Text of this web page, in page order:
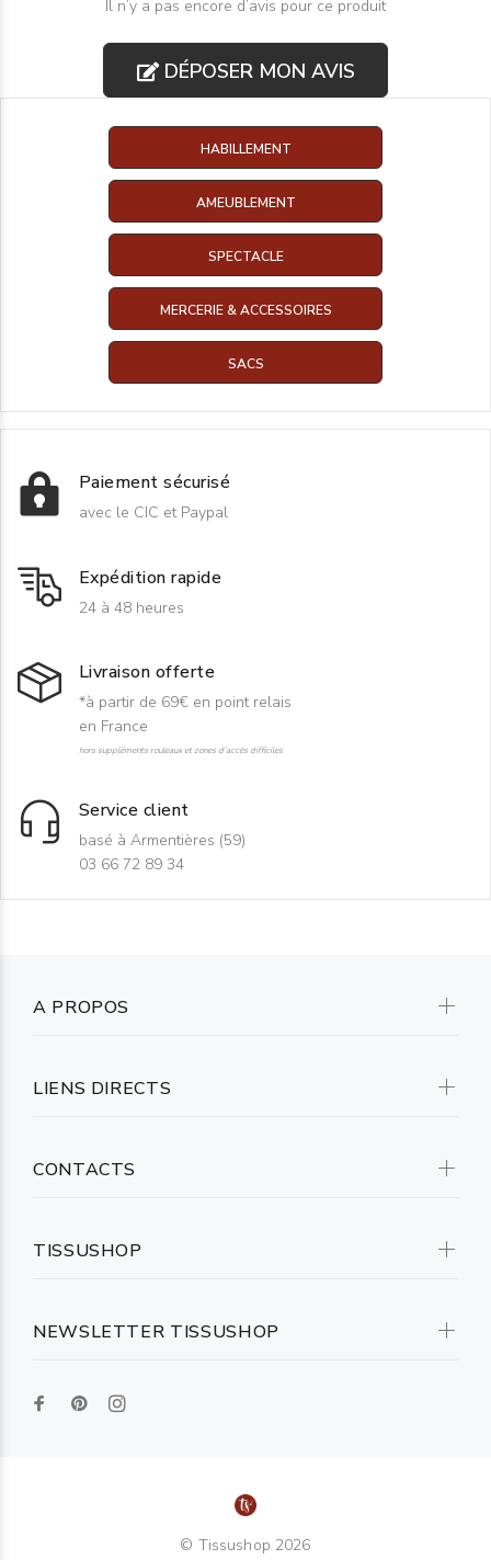
Il n’y a pas encore d’avis pour ce produit
DÉPOSER MON AVIS
HABILLEMENT
AMEUBLEMENT
SPECTACLE
MERCERIE & ACCESSOIRES
SACS
Paiement sécurisé
avec le CIC et Paypal
Expédition rapide
24 à 48 heures
Livraison offerte
*à partir de 69€ en point relais
en France
hors suppléments rouleaux et zones d'accès difficiles
Service client
basé à Armentières (59)
03 66 72 89 34
NEWSLETTER TISSUSHOP
A PROPOS
LIENS DIRECTS
CONTACTS
TISSUSHOP
© Tissushop 2026